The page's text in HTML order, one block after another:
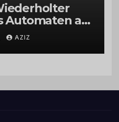
Automaten am
in
Labachweg
AZIZ